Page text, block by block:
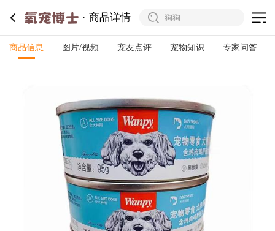
商品详情
商品信息 图片/视频 宠友点评 宠物知识 专家问答